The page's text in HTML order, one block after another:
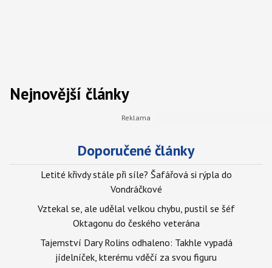
Nejnovější články
Doporučené články
Letité křivdy stále při síle? Šafářová si rýpla do
Vondráčkové
Vztekal se, ale udělal velkou chybu, pustil se šéf
Oktagonu do českého veterána
Tajemství Dary Rolins odhaleno: Takhle vypadá
jídelníček, kterému vděčí za svou figuru